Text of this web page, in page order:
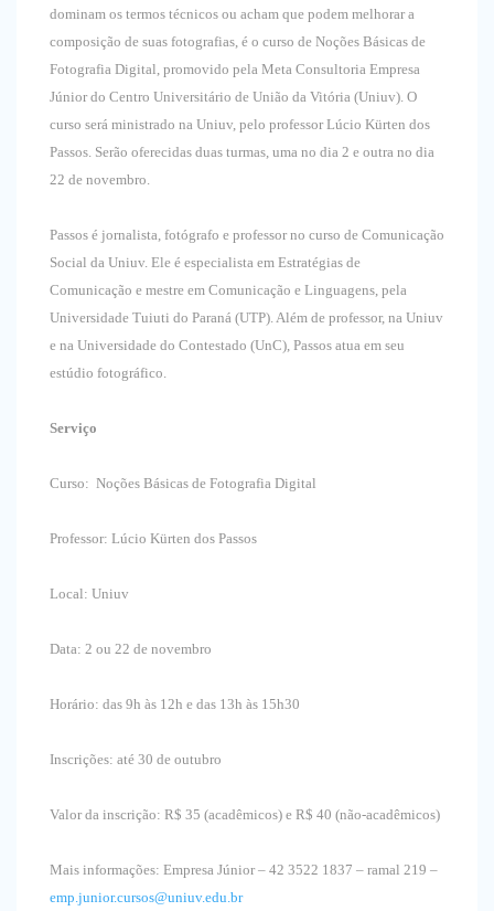
dominam os termos técnicos ou acham que podem melhorar a
composição de suas fotografias, é o curso de Noções Básicas de
Fotografia Digital, promovido pela Meta Consultoria Empresa
Júnior do Centro Universitário de União da Vitória (Uniuv). O
curso será ministrado na Uniuv, pelo professor Lúcio Kürten dos
Passos. Serão oferecidas duas turmas, uma no dia 2 e outra no dia
22 de novembro.
Passos é jornalista, fotógrafo e professor no curso de Comunicação
Social da Uniuv. Ele é especialista em Estratégias de
Comunicação e mestre em Comunicação e Linguagens, pela
Universidade Tuiuti do Paraná (UTP). Além de professor, na Uniuv
e na Universidade do Contestado (UnC), Passos atua em seu
estúdio fotográfico.
Serviço
Curso: Noções Básicas de Fotografia Digital
Professor: Lúcio Kürten dos Passos
Local: Uniuv
Data: 2 ou 22 de novembro
Horário: das 9h às 12h e das 13h às 15h30
Inscrições: até 30 de outubro
Valor da inscrição: R$ 35 (acadêmicos) e R$ 40 (não-acadêmicos)
Mais informações: Empresa Júnior – 42 3522 1837 – ramal 219 –
emp.junior.cursos@uniuv.edu.br